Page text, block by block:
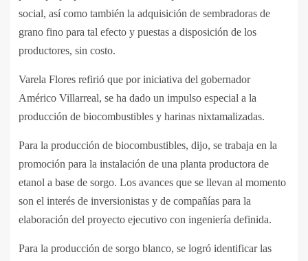
social, así como también la adquisición de sembradoras de
grano fino para tal efecto y puestas a disposición de los
productores, sin costo.
Varela Flores refirió que por iniciativa del gobernador
Américo Villarreal, se ha dado un impulso especial a la
producción de biocombustibles y harinas nixtamalizadas.
Para la producción de biocombustibles, dijo, se trabaja en la
promoción para la instalación de una planta productora de
etanol a base de sorgo. Los avances que se llevan al momento
son el interés de inversionistas y de compañías para la
elaboración del proyecto ejecutivo con ingeniería definida.
Para la producción de sorgo blanco, se logró identificar las